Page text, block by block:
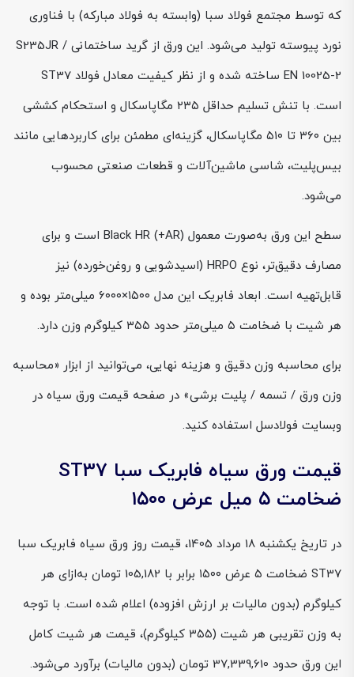
که توسط مجتمع فولاد سبا (وابسته به فولاد مبارکه) با فناوری
نورد پیوسته تولید می‌شود. این ورق از گرید ساختمانی S235JR /
EN 10025-2 ساخته شده و از نظر کیفیت معادل فولاد ST37
است. با تنش تسلیم حداقل ۲۳۵ مگاپاسکال و استحکام کششی
بین ۳۶۰ تا ۵۱۰ مگاپاسکال، گزینه‌ای مطمئن برای کاربردهایی مانند
بیس‌پلیت، شاسی ماشین‌آلات و قطعات صنعتی محسوب
می‌شود.
سطح این ورق به‌صورت معمول Black HR (+AR) است و برای
مصارف دقیق‌تر، نوع HRPO (اسیدشویی و روغن‌خورده) نیز
قابل‌تهیه است. ابعاد فابریک این مدل ۱۵۰۰×۶۰۰۰ میلی‌متر بوده و
هر شیت با ضخامت ۵ میلی‌متر حدود ۳۵۵ کیلوگرم وزن دارد.
برای محاسبه وزن دقیق و هزینه نهایی، می‌توانید از ابزار «محاسبه
وزن ورق / تسمه / پلیت برشی» در صفحه قیمت ورق سیاه در
وبسایت فولادسل استفاده کنید.
قیمت ورق سیاه فابریک سبا ST37
ضخامت ۵ میل عرض ۱۵۰۰
در تاریخ یکشنبه 18 مرداد 1405، قیمت روز ورق سیاه فابریک سبا
ST37 ضخامت ۵ عرض ۱۵۰۰ برابر با 105,182 تومان به‌ازای هر
کیلوگرم (بدون مالیات بر ارزش افزوده) اعلام شده است. با توجه
به وزن تقریبی هر شیت (۳۵۵ کیلوگرم)، قیمت هر شیت کامل
این ورق حدود 37,339,610 تومان (بدون مالیات) برآورد می‌شود.